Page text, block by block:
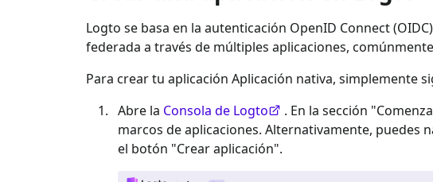
Logto se basa en la autenticación OpenID Connect
federada a través de múltiples aplicaciones,
Para crear tu aplicación Aplicación nativa, simplemente
Abre la Consola de Logto
. En la sección
marcos de aplicaciones. Alternativamente, puedes
el botón "Crear aplicación".